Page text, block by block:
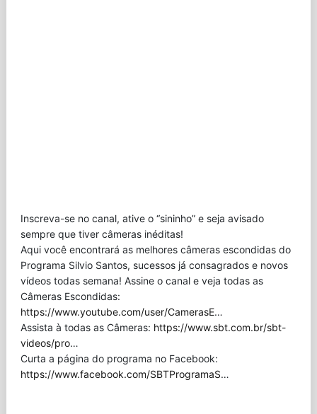
Inscreva-se no canal, ative o “sininho” e seja avisado
sempre que tiver câmeras inéditas!
Aqui você encontrará as melhores câmeras escondidas do
Programa Silvio Santos, sucessos já consagrados e novos
vídeos todas semana! Assine o canal e veja todas as
Câmeras Escondidas:
https://www.youtube.com/user/CamerasE…
Assista à todas as Câmeras: https://www.sbt.com.br/sbt-
videos/pro…
Curta a página do programa no Facebook:
https://www.facebook.com/SBTProgramaS…